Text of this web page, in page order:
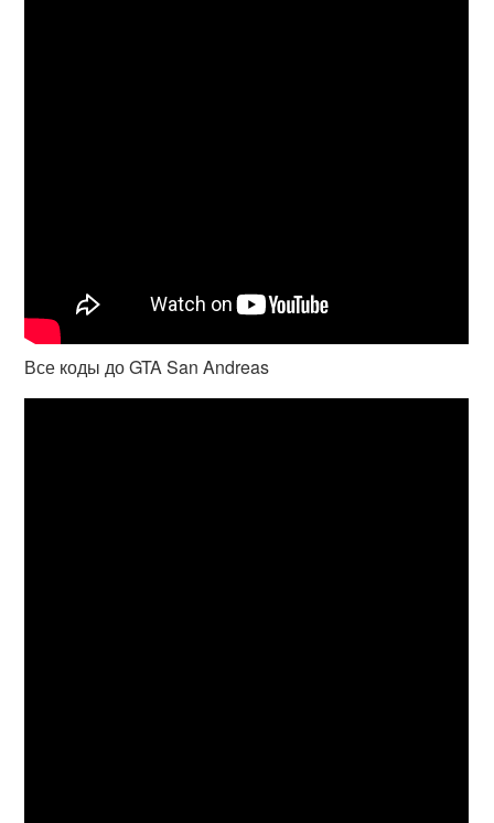
Все коды до GTA San Andreas